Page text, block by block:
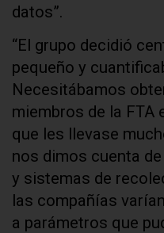
datos”.
“El grupo decidió
pequeño y
Necesitábamos
miembros de la FTA
que les llevase
nos dimos cuenta
y sistemas de
las compañías
a parámetros que